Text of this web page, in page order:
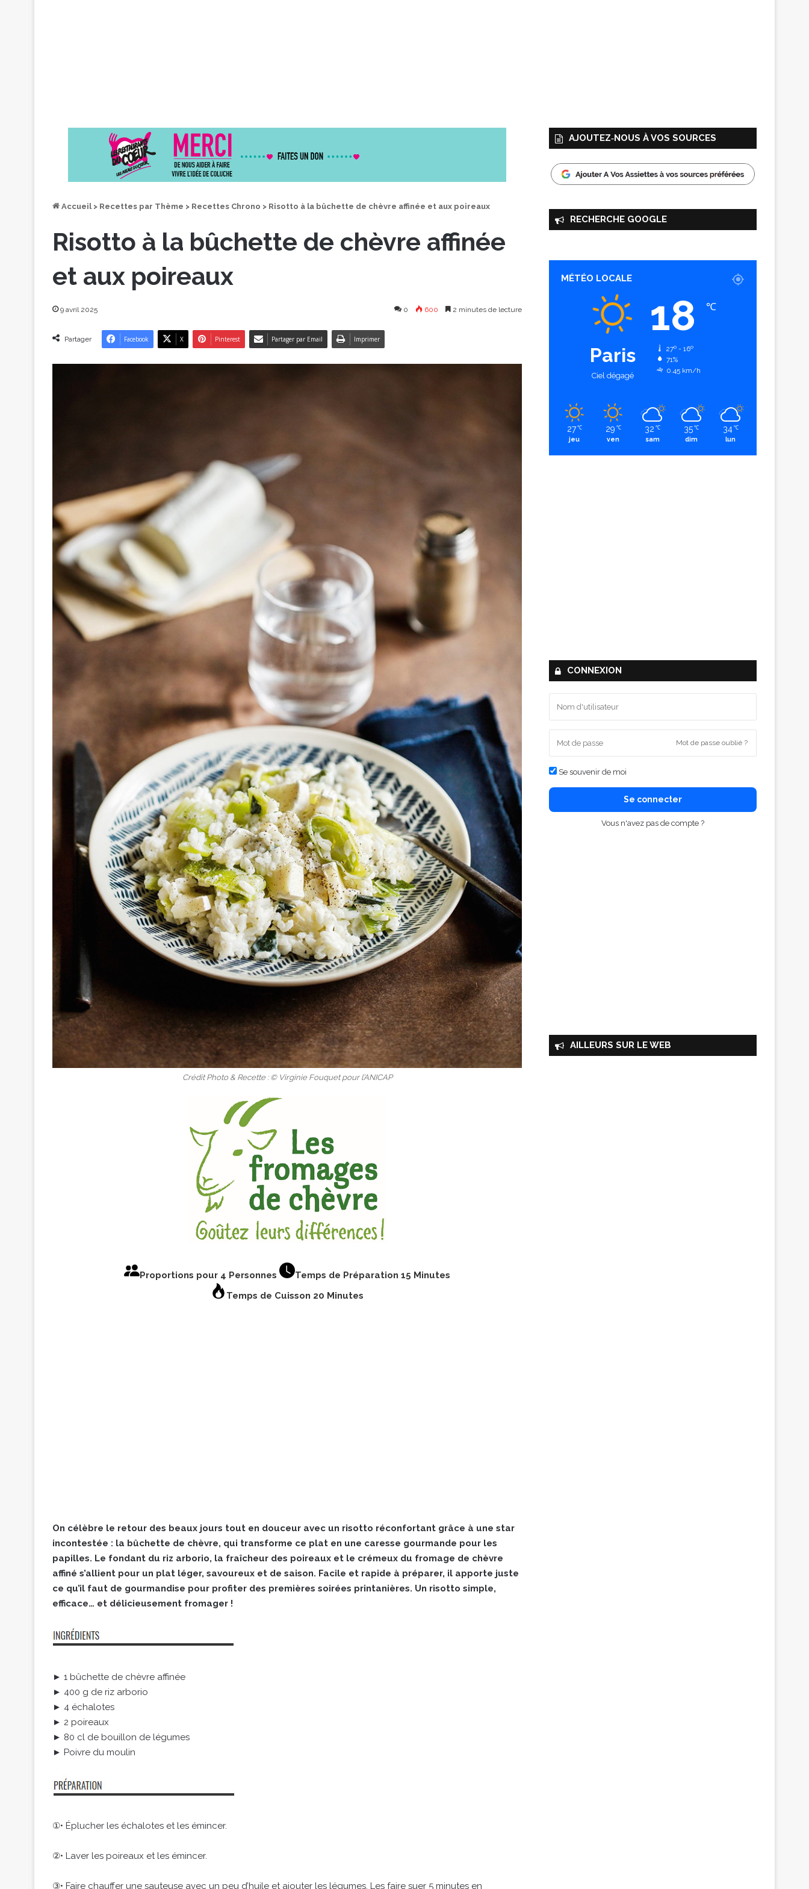
Accueil > Recettes par Thème > Recettes Chrono > Risotto à la bûchette de chèvre affinée et aux poireaux
Risotto à la bûchette de chèvre affinée
et aux poireaux
9 avril 2025 0 600 2 minutes de lecture
Partager Facebook X Pinterest Partager par Email Imprimer
Crédit Photo & Recette : © Virginie Fouquet pour l’ANICAP
Proportions pour 4 Personnes
Temps de Préparation 15 Minutes
Temps de Cuisson 20 Minutes
On célèbre le retour des beaux jours tout en douceur avec un risotto réconfortant grâce à une star
incontestée : la bûchette de chèvre, qui transforme ce plat en une caresse gourmande pour les
papilles. Le fondant du riz arborio, la fraîcheur des poireaux et le crémeux du fromage de chèvre
affiné s’allient pour un plat léger, savoureux et de saison. Facile et rapide à préparer, il apporte juste
ce qu’il faut de gourmandise pour profiter des premières soirées printanières. Un risotto simple,
efficace… et délicieusement fromager !
► 1 bûchette de chèvre affinée
► 400 g de riz arborio
► 4 échalotes
► 2 poireaux
► 80 cl de bouillon de légumes
► Poivre du moulin
①• Éplucher les échalotes et les émincer.
②• Laver les poireaux et les émincer.
③• Faire chauffer une sauteuse avec un peu d’huile et ajouter les légumes. Les faire suer 5 minutes en
AJOUTEZ‑NOUS À VOS SOURCES
RECHERCHE GOOGLE
MÉTÉO LOCALE
Paris
Ciel dégagé
18 ℃
27º - 16º
71%
0.45 km/h
27 ℃
jeu
29 ℃
ven
32 ℃
sam
35 ℃
dim
34 ℃
lun
CONNEXION
Mot de passe oublié ?
Se souvenir de moi
Se connecter
Vous n'avez pas de compte ?
AILLEURS SUR LE WEB